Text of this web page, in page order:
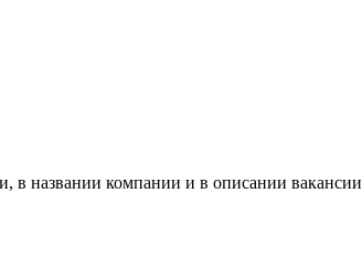
в названии компании и в описании вакансии